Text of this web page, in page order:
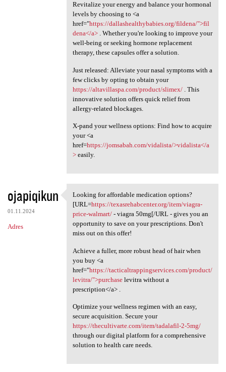
Revitalize your energy and balance your hormonal
levels by choosing to <a
href="https://dallashealthybabies.org/fildena/">fil
dena</a>. Whether you're looking to improve your
well-being or seeking hormone replacement
therapy, these capsules offer a solution.
Just released: Alleviate your nasal symptoms with a
few clicks by opting to obtain your
https://altavillaspa.com/product/slimex/. This
innovative solution offers quick relief from
allergy-related blockages.
X-pand your wellness options: Find how to acquire
your <a
href=https://jomsabah.com/vidalista/>vidalista</a
>easily.
ojapiqikun
01.11.2024
Adres
Looking for affordable
Looking for affordable medication options?
[URL=https://texasrehabcenter.org/item/viagra-
price-walmart/- viagra 50mg[/URL - gives you an
opportunity to save on your prescriptions. Don't
miss out on this offer!
Achieve a fuller, more robust head of hair when
you buy <a
href="https://tacticaltrappingservices.com/product/
levitra/">purchaselevitra without a
prescription</a> .
Optimize your wellness regimen with an easy,
secure acquisition. Secure your
https://thecultivarte.com/item/tadalafil-2-5mg/
through our digital platform for a comprehensive
solution to health care needs.